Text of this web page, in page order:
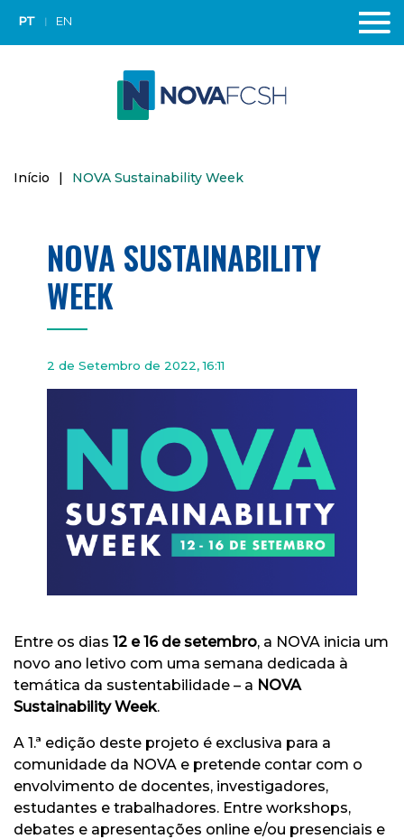
PT EN
Início | NOVA Sustainability Week
NOVA SUSTAINABILITY
WEEK
2 de Setembro de 2022, 16:11
Entre os dias 12 e 16 de setembro, a NOVA inicia um
novo ano letivo com uma semana dedicada à
temática da sustentabilidade – a NOVA
Sustainability Week.
A 1.ª edição deste projeto é exclusiva para a
comunidade da NOVA e pretende contar com o
envolvimento de docentes, investigadores,
estudantes e trabalhadores. Entre workshops,
debates e apresentações online e/ou presenciais e